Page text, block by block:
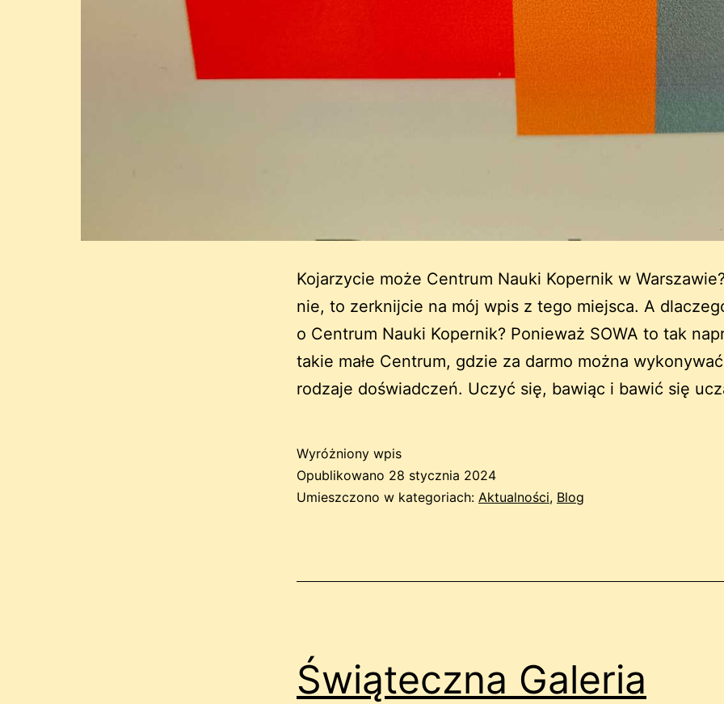
Kojarzycie może Centrum Nauki Kopernik w
nie, to zerknijcie na mój wpis z tego miejsca. A
o Centrum Nauki Kopernik? Ponieważ SOWA to tak
takie małe Centrum, gdzie za darmo można
rodzaje doświadczeń. Uczyć się, bawiąc i bawić się
Wyróżniony wpis
Opublikowano 28 stycznia 2024
Umieszczono w kategoriach: Aktualności, Blog
Świąteczna Galeria